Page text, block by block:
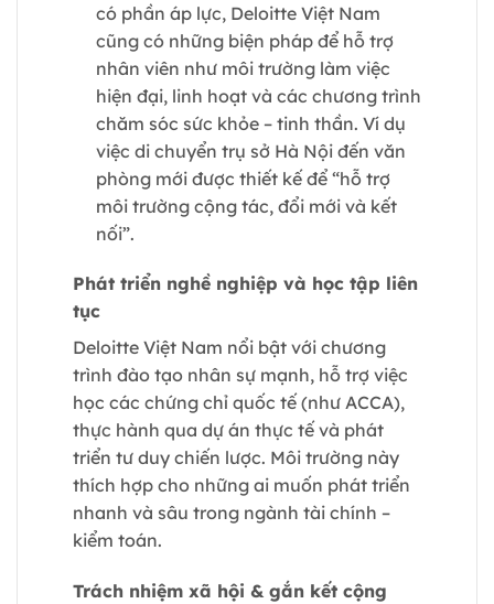
có phần áp lực, Deloitte Việt Nam
cũng có những biện pháp để hỗ trợ
nhân viên như môi trường làm việc
hiện đại, linh hoạt và các chương trình
chăm sóc sức khỏe – tinh thần. Ví dụ
việc di chuyển trụ sở Hà Nội đến văn
phòng mới được thiết kế để “hỗ trợ
môi trường cộng tác, đổi mới và kết
nối”.
Phát triển nghề nghiệp và học tập liên
tục
Deloitte Việt Nam nổi bật với chương
trình đào tạo nhân sự mạnh, hỗ trợ việc
học các chứng chỉ quốc tế (như ACCA),
thực hành qua dự án thực tế và phát
triển tư duy chiến lược. Môi trường này
thích hợp cho những ai muốn phát triển
nhanh và sâu trong ngành tài chính –
kiểm toán.
Trách nhiệm xã hội & gắn kết cộng